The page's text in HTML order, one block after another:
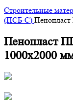
Строительные
(ПСБ-С)
Пенопласт
1000х2000